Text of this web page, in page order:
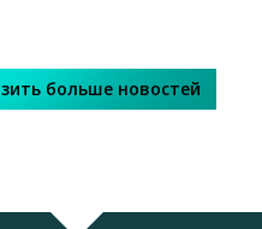
больше новостей